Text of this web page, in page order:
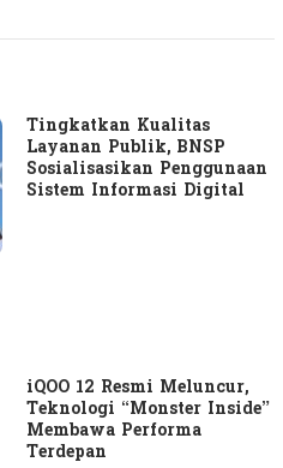
Tingkatkan Kualitas
Layanan Publik, BNSP
Sosialisasikan Penggunaan
Sistem Informasi Digital
iQOO 12 Resmi Meluncur,
Teknologi “Monster Inside”
Membawa Performa
Terdepan